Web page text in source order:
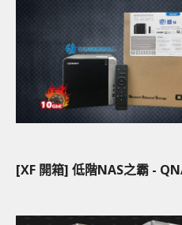
[XF 開箱] 低階NAS之霸 -